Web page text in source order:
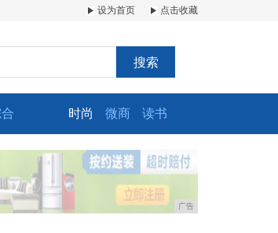
设为首页 点击收藏
搜索
时尚 微商 读书
广告